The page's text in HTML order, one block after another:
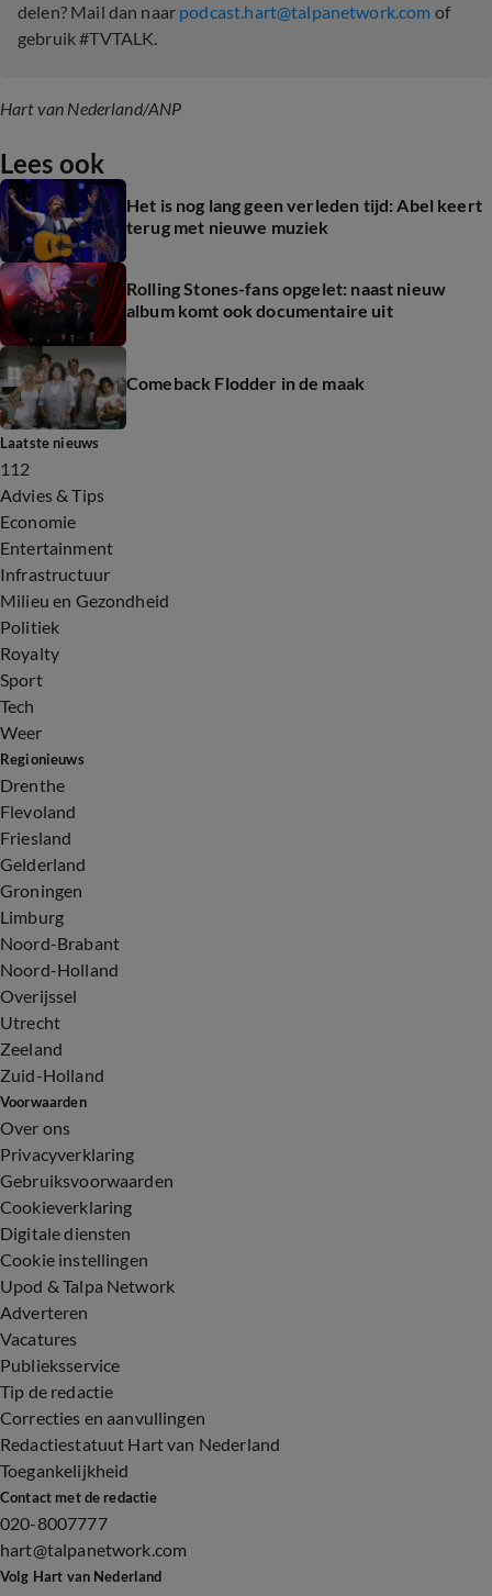
delen? Mail dan naar podcast.hart@talpanetwork.com of
gebruik #TVTALK.
Hart van Nederland/ANP
Lees ook
Het is nog lang geen verleden tijd: Abel keert
terug met nieuwe muziek
Rolling Stones-fans opgelet: naast nieuw
album komt ook documentaire uit
Comeback Flodder in de maak
Laatste nieuws
112
Advies & Tips
Economie
Entertainment
Infrastructuur
Milieu en Gezondheid
Politiek
Royalty
Sport
Tech
Weer
Regionieuws
Drenthe
Flevoland
Friesland
Gelderland
Groningen
Limburg
Noord-Brabant
Noord-Holland
Overijssel
Utrecht
Zeeland
Zuid-Holland
Voorwaarden
Over ons
Privacyverklaring
Gebruiksvoorwaarden
Cookieverklaring
Digitale diensten
Cookie instellingen
Upod & Talpa Network
Adverteren
Vacatures
Publieksservice
Tip de redactie
Correcties en aanvullingen
Redactiestatuut Hart van Nederland
Toegankelijkheid
Contact met de redactie
020-8007777
hart@talpanetwork.com
Volg Hart van Nederland